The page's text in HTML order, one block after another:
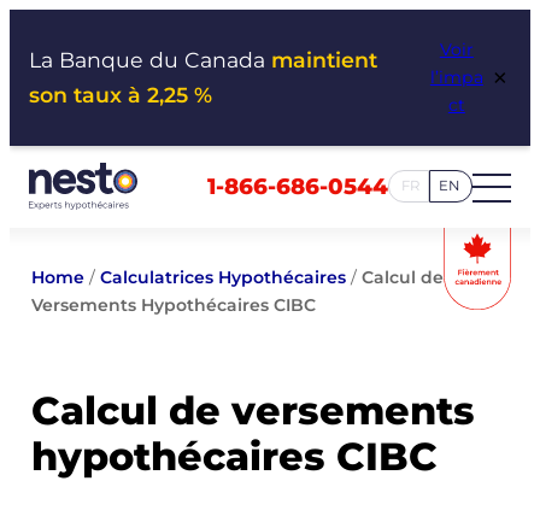
La Banque du Canada maintient
son taux à 2,25 %
Voir
l’impa
ct
×
1-866-686-0544 FR EN
Home/ Calculatrices Hypothécaires/ Calcul de
Versements Hypothécaires CIBC
Calcul de versements
hypothécaires CIBC